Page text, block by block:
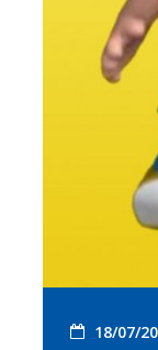
18/07/